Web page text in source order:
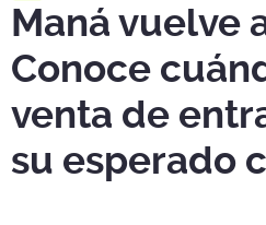
Maná vuelve
Conoce
venta de
su esperado